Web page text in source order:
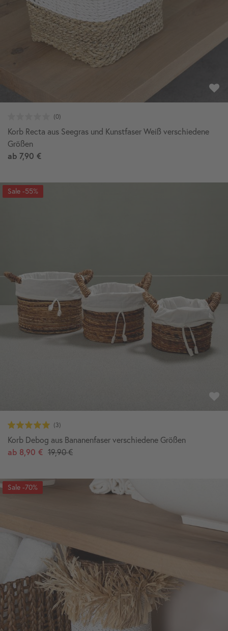
Korb Recta aus Seegras und Kunstfaser Weiß verschiedene
Größen
ab 7,90 €
-55%
Korb Debog aus Bananenfaser verschiedene Größen
ab 8,90 € 19,90 €
-70%